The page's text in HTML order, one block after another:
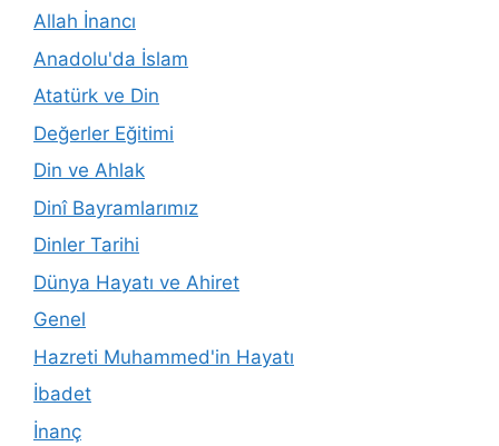
Allah İnancı
Anadolu'da İslam
Atatürk ve Din
Değerler Eğitimi
Din ve Ahlak
Dinî Bayramlarımız
Dinler Tarihi
Dünya Hayatı ve Ahiret
Genel
Hazreti Muhammed'in Hayatı
İbadet
İnanç